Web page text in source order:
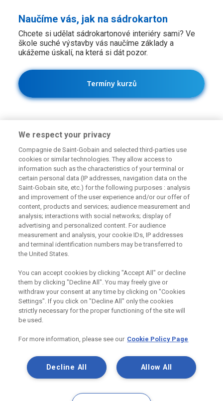
Naučíme vás, jak na sádrokarton
Chcete si udělat sádrokartonové interiéry sami? Ve
škole suché výstavby vás naučíme základy a
ukážeme úskalí, na která si dát pozor.
Termíny kurzů
Potřebujete poradit?
Máte dotaz k našim produktům, či jejich využití v
konstrukcích? Neváhejte nás kontaktovat.
Centrum technické podpory
Odebírejte náš newsletter
Užitečné odkazy
Souhlas se zpracováním osobních údajů a cookies
We respect your privacy
Compagnie de Saint-Gobain and selected third-parties use
cookies or similar technologies. They allow access to
information such as the characteristics of your terminal or
certain personal data (IP addresses, navigation data on the
Saint-Gobain site, etc.) for the following purposes : analysis
and improvement of the user experience and/or our offer of
content, products and services; audience measurement and
analysis; interactions with social networks; display of
advertising and personalized content. For audience
measurement and analysis, your cookie IDs, IP addresses
and terminal identification numbers may be transferred to
the United States.
You can accept cookies by clicking "Accept All" or decline
them by clicking "Decline All". You may freely give or
withdraw your consent at any time by clicking on "Cookies
Settings". If you click on "Decline All" only the cookies
strictly necessary for the proper functioning of the site will
be used.
For more information, please see our Cookie Policy Page
Allow All
Decline All